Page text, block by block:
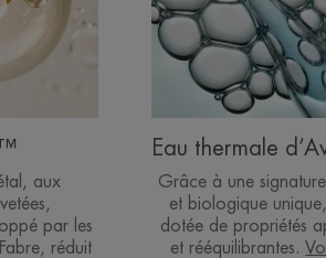
aux
par les
réduit
Eau thermale
Grâce à une
et biologique
dotée de propriétés
et rééquilibrantes.